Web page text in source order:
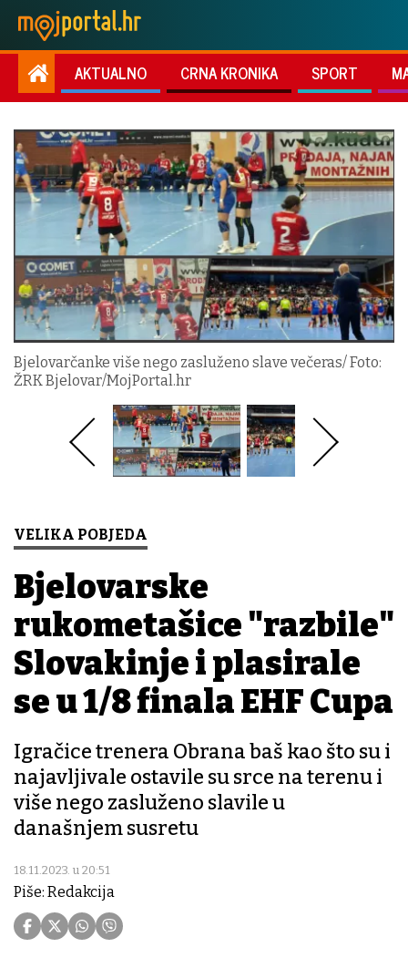
AKTUALNO CRNA KRONIKA SPORT
Bjelovarčanke više nego zasluženo slave večeras/ Foto:
ŽRK Bjelovar/MojPortal.hr
VELIKA POBJEDA
Bjelovarske
rukometašice "razbile"
Slovakinje i plasirale
se u 1/8 finala EHF Cupa
Igračice trenera Obrana baš kao što su i
najavljivale ostavile su srce na terenu i
više nego zasluženo slavile u
današnjem susretu
18.11.2023. u 20:51
Piše: Redakcija